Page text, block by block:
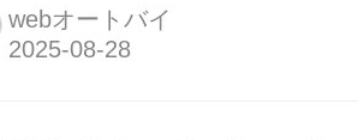
すのが「点検」の役割だ。車体各
定められた基準から外れていない
webオートバイ